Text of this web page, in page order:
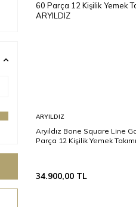
ARYILDIZ
Aryıldız Bone Square Line
Parça 12 Kişilik Yemek Takımı
34.900,00 TL